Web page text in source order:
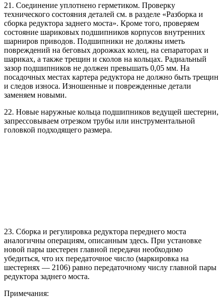
21. Соединение уплотнено герметиком. Проверку
технического состояния деталей см. в разделе «Разборка и
сборка редуктора заднего моста». Кроме того, проверяем
состояние шариковых подшипников корпусов внутренних
шарниров приводов. Подшипники не должны иметь
повреждений на беговых дорожках колец, на сепараторах и
шариках, а также трещин и сколов на кольцах. Радиальный
зазор подшипников не должен превышать 0,05 мм. На
посадочных местах картера редуктора не должно быть трещин
и следов износа. Изношенные и поврежденные детали
заменяем новыми.
22. Новые наружные кольца подшипников ведущей шестерни,
запрессовываем отрезком трубы или инструментальной
головкой подходящего размера.
23. Сборка и регулировка редуктора переднего моста
аналогичны операциям, описанным здесь. При установке
новой пары шестерен главной передачи необходимо
убедиться, что их передаточное число (маркировка на
шестернях — 2106) равно передаточному числу главной пары
редуктора заднего моста.
Примечания: